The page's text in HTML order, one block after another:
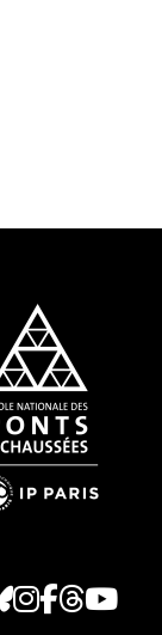
Bluesky
Instagram